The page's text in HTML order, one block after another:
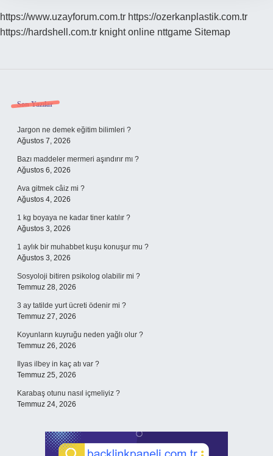
https://www.uzayforum.com.tr https://ozerkanplastik.com.tr
https://hardshell.com.tr knight online nttgame Sitemap
Sidebar
Son Yazılar
Jargon ne demek eğitim bilimleri ?
Ağustos 7, 2026
Bazı maddeler mermeri aşındırır mı ?
Ağustos 6, 2026
Ava gitmek câiz mi ?
Ağustos 4, 2026
1 kg boyaya ne kadar tiner katılır ?
Ağustos 3, 2026
1 aylık bir muhabbet kuşu konuşur mu ?
Ağustos 3, 2026
Sosyoloji bitiren psikolog olabilir mi ?
Temmuz 28, 2026
3 ay tatilde yurt ücreti ödenir mi ?
Temmuz 27, 2026
Koyunların kuyruğu neden yağlı olur ?
Temmuz 26, 2026
Ilyas ilbey in kaç atı var ?
Temmuz 25, 2026
Karabaş otunu nasıl içmeliyiz ?
Temmuz 24, 2026